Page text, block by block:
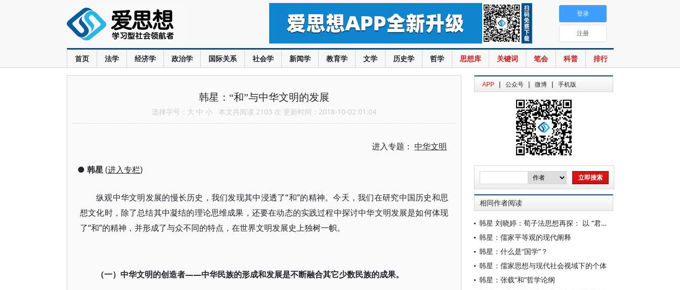
首页 法学 经济学 政治学 国际关系 社会学 新闻学 教育学 文学 历史学 哲学 思想库 关键词 笔会 科普 排行
登录
注册
韩星：“和”与中华文明的发展
选择字号： 大 中 小 本文共阅读 2103 次 更新时间：2018-10-02 01:04
进入专题： 中华文明
● 韩星(进入专栏)
纵观中华文明发展的慢长历史，我们发现其中浸透了“和”的精神。今天，我们在研究中国历史和思
想文化时，除了总结其中凝结的理论思维成果，还要在动态的实践过程中探讨中华文明发展是如何体现
了“和”的精神，并形成了与众不同的特点，在世界文明发展史上独树一帜。
（一）中华文明的创造者——中华民族的形成和发展是不断融合其它少数民族的成果。
APP | 公众号 | 微博 | 手机版
相同作者阅读
韩星 刘晓婷：荀子法思想再探： 以 “君子” 为政治理想人格的展开
韩星：儒家平等观的现代阐释
韩星：什么是“国学”？
韩星：儒家思想与现代社会视域下的个体
韩星：张载“和”哲学论纲